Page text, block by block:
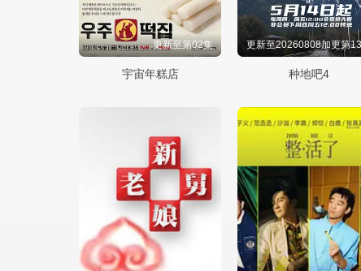
更新至第02集
宇宙年糕店
更新至20260808加更第
种地吧4